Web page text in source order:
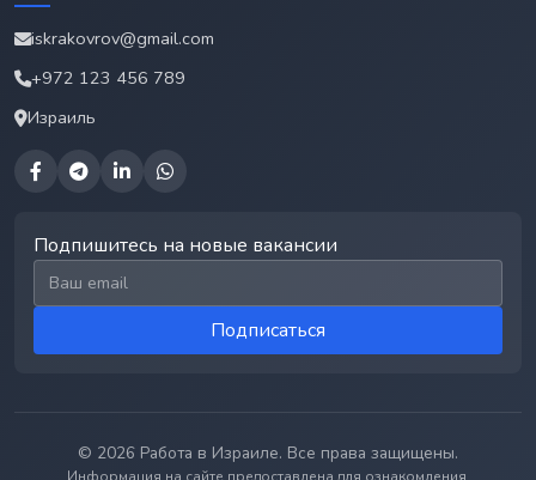
iskrakovrov@gmail.com
+972 123 456 789
Израиль
Подпишитесь на новые вакансии
Email для подписки
Подписаться
© 2026 Работа в Израиле. Все права защищены.